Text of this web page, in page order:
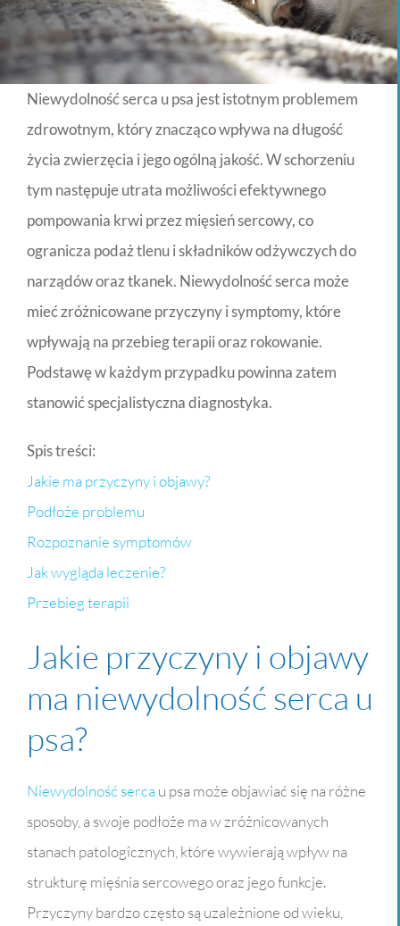
Niewydolność serca u psa jest istotnym problemem
zdrowotnym, który znacząco wpływa na długość
życia zwierzęcia i jego ogólną jakość. W schorzeniu
tym następuje utrata możliwości efektywnego
pompowania krwi przez mięsień sercowy, co
ogranicza podaż tlenu i składników odżywczych do
narządów oraz tkanek. Niewydolność serca może
mieć zróżnicowane przyczyny i symptomy, które
wpływają na przebieg terapii oraz rokowanie.
Podstawę w każdym przypadku powinna zatem
stanowić specjalistyczna diagnostyka.
Spis treści:
Jakie ma przyczyny i objawy?
Podłoże problemu
Rozpoznanie symptomów
Jak wygląda leczenie?
Przebieg terapii
Jakie przyczyny i objawy
ma niewydolność serca u
psa?
Niewydolność serca u psa może objawiać się na różne
sposoby, a swoje podłoże ma w zróżnicowanych
stanach patologicznych, które wywierają wpływ na
strukturę mięśnia sercowego oraz jego funkcje.
Przyczyny bardzo często są uzależnione od wieku,